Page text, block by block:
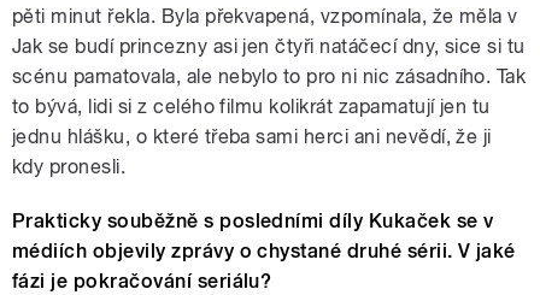
pěti minut řekla. Byla překvapená, vzpomínala, že měla v
Jak se budí princezny asi jen čtyři natáčecí dny, sice si tu
scénu pamatovala, ale nebylo to pro ni nic zásadního. Tak
to bývá, lidi si z celého filmu kolikrát zapamatují jen tu
jednu hlášku, o které třeba sami herci ani nevědí, že ji
kdy pronesli.
Prakticky souběžně s posledními díly Kukaček se v
médiích objevily zprávy o chystané druhé sérii. V jaké
fázi je pokračování seriálu?